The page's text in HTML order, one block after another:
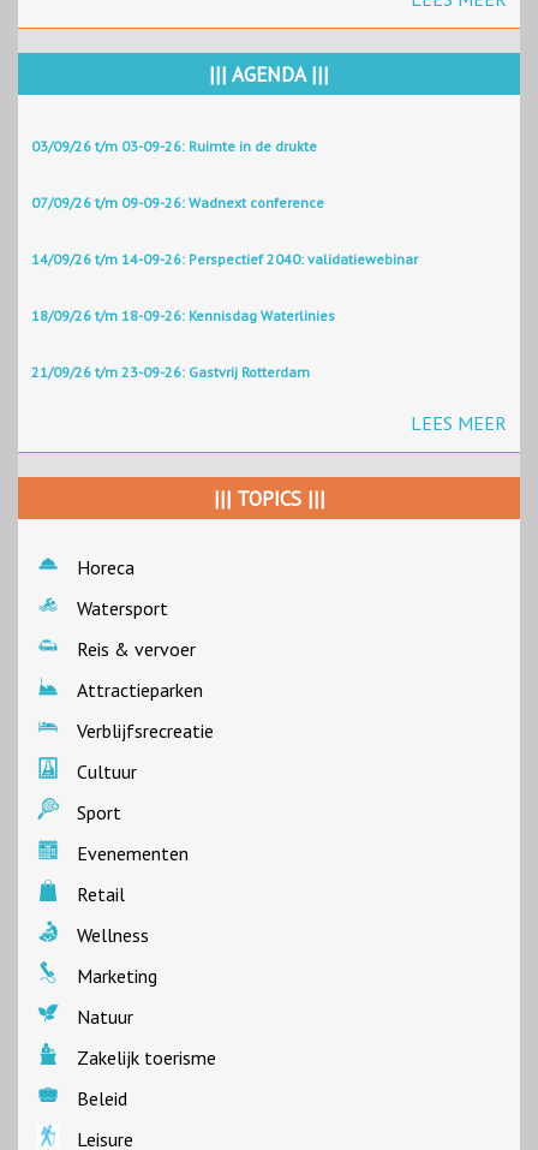
||| AGENDA |||
03/09/26 t/m 03-09-26: Ruimte in de drukte
07/09/26 t/m 09-09-26: Wadnext conference
14/09/26 t/m 14-09-26: Perspectief 2040: validatiewebinar
18/09/26 t/m 18-09-26: Kennisdag Waterlinies
21/09/26 t/m 23-09-26: Gastvrij Rotterdam
LEES MEER
||| TOPICS |||
Horeca
Watersport
Reis & vervoer
Attractieparken
Verblijfsrecreatie
Cultuur
Sport
Evenementen
Retail
Wellness
Marketing
Natuur
Zakelijk toerisme
Beleid
Leisure